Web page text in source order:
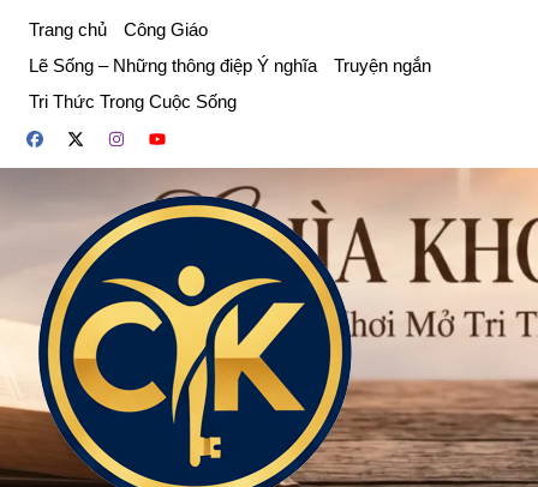
phần
dung
Trang chủ
Công Giáo
Lẽ Sống – Những thông điệp Ý nghĩa
Truyện ngắn
Tri Thức Trong Cuộc Sống